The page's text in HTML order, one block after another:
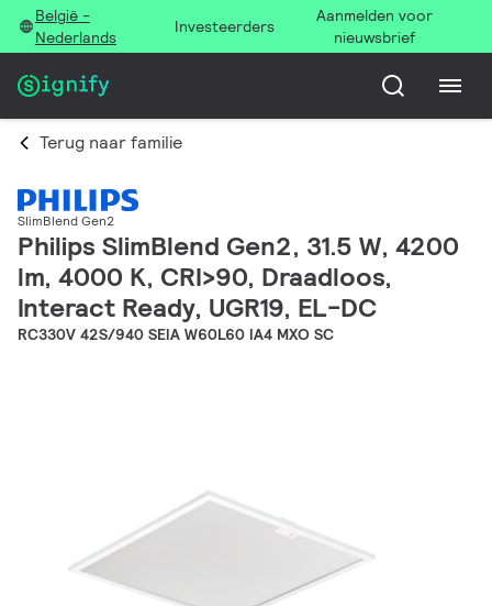
België -
Nederlands
Investeerders
Aanmelden voor
nieuwsbrief
Terug naar familie
SlimBlend Gen2
Philips SlimBlend Gen2, 31.5 W, 4200
lm, 4000 K, CRI>90, Draadloos,
Interact Ready, UGR19, EL-DC
RC330V 42S/940 SEIA W60L60 IA4 MXO SC